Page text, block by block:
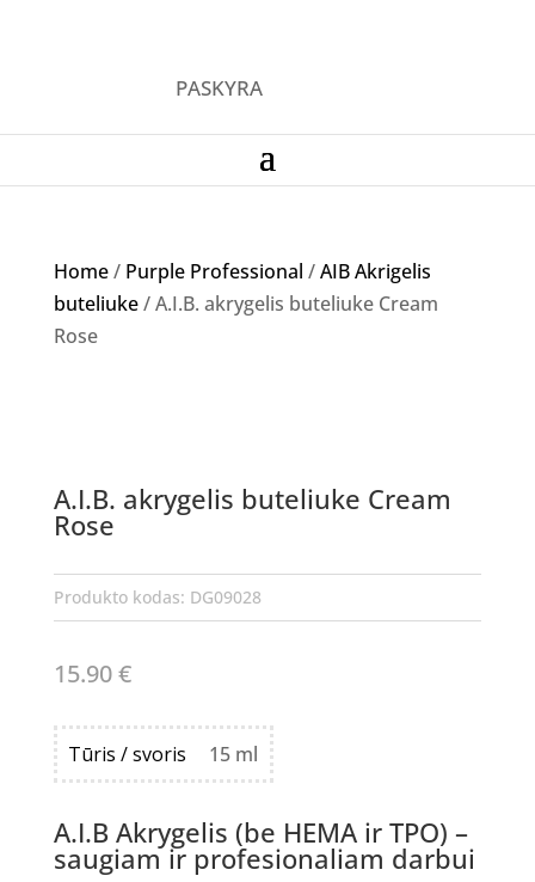
PASKYRA
Home/ Purple Professional /AIB Akrigelis
buteliuke/ A.I.B. akrygelis buteliuke Cream
Rose
A.I.B. akrygelis buteliuke Cream
Rose
Produkto kodas: DG09028
15.90€
Tūris / svoris 15 ml
A.I.B Akrygelis (be HEMA ir TPO) –
saugiam ir profesionaliam darbui